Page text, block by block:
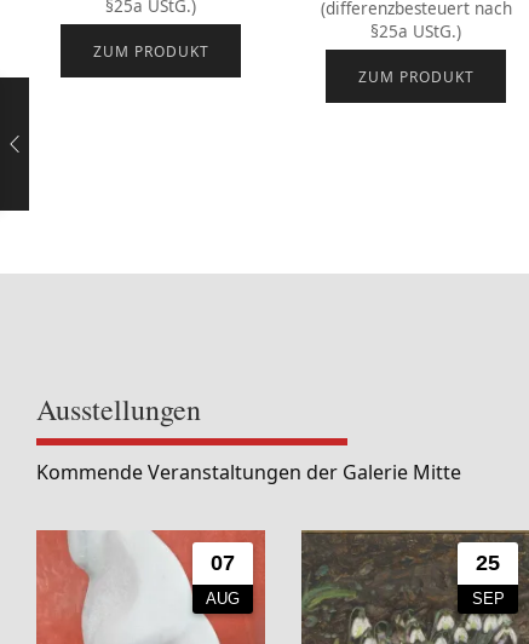
§25a UStG.)
ZUM PRODUKT
(differenzbesteuert nach
§25a UStG.)
ZUM PRODUKT
Ausstellungen
Kommende Veranstaltungen der Galerie Mitte
07
AUG
25
SEP